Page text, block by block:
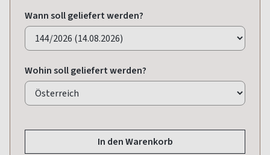
Wann soll geliefert werden?
Wohin soll geliefert werden?
In den Warenkorb